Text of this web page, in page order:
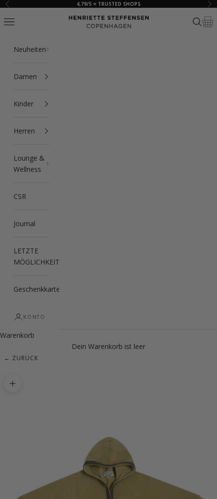
Zum Inhalt springen
Zurück 4,79/5 ⭐ TRUSTED SHOPS Vor
HSCPH
Navigationsmenü öffnen Suche
Neuheiten
Damen
Kinder
Herren
Lounge &
Wellness
CSR
Journal
LETZTE
MÖGLICHKEIT
Geschenkkarte
KONTO
Warenkorb
Dein Warenkorb ist leer
← ZURÜCK
Bild vergrößern